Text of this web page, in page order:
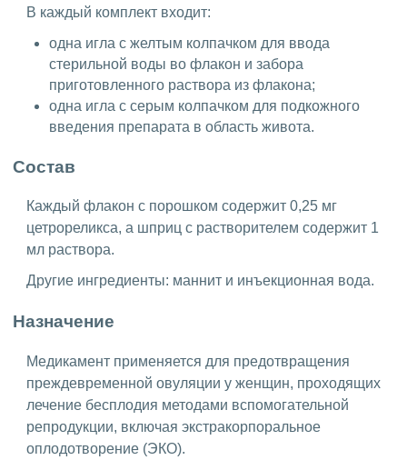
В каждый комплект входит:
одна игла с желтым колпачком для ввода
стерильной воды во флакон и забора
приготовленного раствора из флакона;
одна игла с серым колпачком для подкожного
введения препарата в область живота.
Состав
Каждый флакон с порошком содержит 0,25 мг
цетрореликса, а шприц с растворителем содержит 1
мл раствора.
Другие ингредиенты: маннит и инъекционная вода.
Назначение
Медикамент применяется для предотвращения
преждевременной овуляции у женщин, проходящих
лечение бесплодия методами вспомогательной
репродукции, включая экстракорпоральное
оплодотворение (ЭКО).